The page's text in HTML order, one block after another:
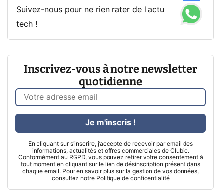
Suivez-nous pour ne rien rater de l'actu
tech !
Inscrivez-vous à notre newsletter
quotidienne
En cliquant sur s'inscrire, j’accepte de recevoir par email des
informations, actualités et offres commerciales de Clubic.
Conformément au RGPD, vous pouvez retirer votre consentement à
tout moment en cliquant sur le lien de désinscription présent dans
chaque email. Pour en savoir plus sur la gestion de vos données,
consultez notre Politique de confidentialité
Je m'inscris !